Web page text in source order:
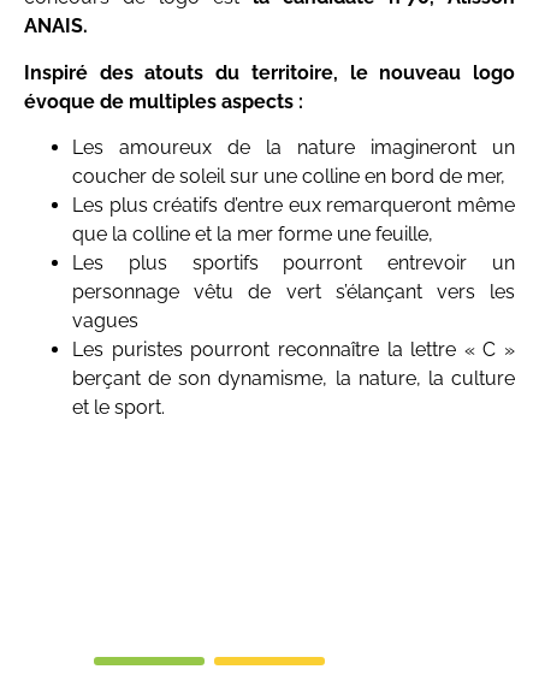
ANAIS.
Inspiré des atouts du territoire, le nouveau logo
évoque de multiples aspects :
Les amoureux de la nature imagineront un
coucher de soleil sur une colline en bord de mer,
Les plus créatifs d’entre eux remarqueront même
que la colline et la mer forme une feuille,
Les plus sportifs pourront entrevoir un
personnage vêtu de vert s’élançant vers les
vagues
Les puristes pourront reconnaître la lettre « C »
berçant de son dynamisme, la nature, la culture
et le sport.